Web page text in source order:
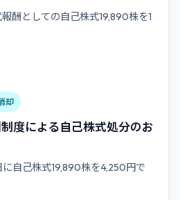
酬としての自己株式19,890株を1
却
度による自己株式処分のお
自己株式19,890株を4,250円で